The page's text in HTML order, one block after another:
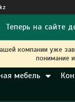
Теперь на сайте
компании уже
понимание
мебель